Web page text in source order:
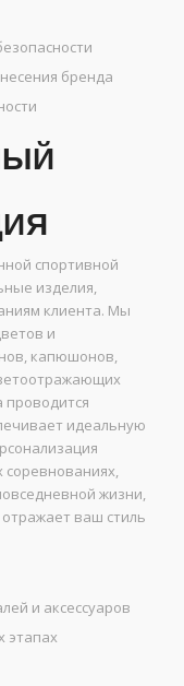
бренда
спортивной
изделия,
клиента. Мы
и
капюшонов,
проводится
идеальную
соревнованиях,
жизни,
ваш стиль
и аксессуаров
этапах